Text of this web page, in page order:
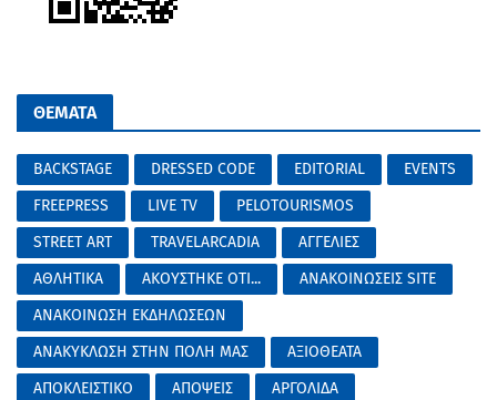
ΘΕΜΑΤΑ
BACKSTAGE DRESSED CODE EDITORIAL
EVENTS
FREEPRESS
LIVE TV
PELOTOURISMOS
STREET ART
TRAVELARCADIA
ΑΓΓΕΛΙΕΣ
ΑΘΛΗΤΙΚΑ
ΑΚΟΥΣΤΗΚΕ ΟΤΙ...
ΑΝΑΚΟΙΝΩΣΕΙΣ SITE
ΑΝΑΚΟΙΝΩΣΗ ΕΚΔΗΛΩΣΕΩΝ
ΑΝΑΚΥΚΛΩΣΗ ΣΤΗΝ ΠΟΛΗ ΜΑΣ
ΑΞΙΟΘΕΑΤΑ
ΑΠΟΚΛΕΙΣΤΙΚΟ
ΑΠΟΨΕΙΣ
ΑΡΓΟΛΙΔΑ